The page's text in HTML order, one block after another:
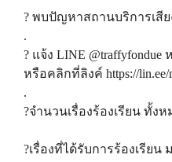
? พบปัญหาสถานบริการเสีย
.
? แจ้ง LINE
หรือคลิกที่ลิงค์ https://lin.ee/
.
?จำนวนเรื่องร้องเรียน ทั้งห
?เรื่องที่ได้รับการร้องเรีย